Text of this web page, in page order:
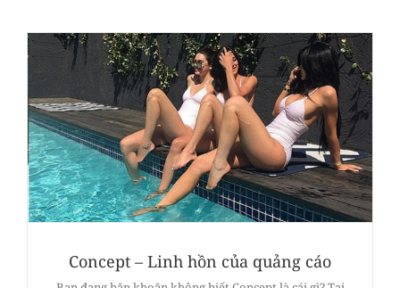
Concept – Linh hồn của quảng cáo